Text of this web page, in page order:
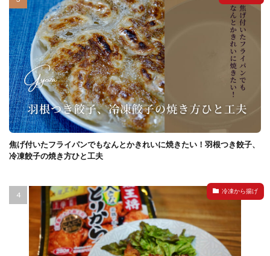
焦げ付いたフライパンでもなんとかきれいに焼きたい！羽根つき餃子、
冷凍餃子の焼き方ひと工夫
冷凍から揚げ